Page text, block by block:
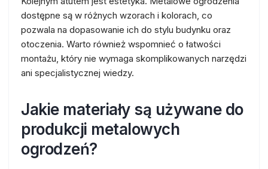
dostępne są w różnych wzorach i kolorach, co
pozwala na dopasowanie ich do stylu budynku oraz
otoczenia. Warto również wspomnieć o łatwości
montażu, który nie wymaga skomplikowanych narzędzi
ani specjalistycznej wiedzy.
Jakie materiały są używane do
produkcji metalowych
ogrodzeń?